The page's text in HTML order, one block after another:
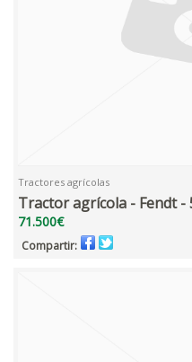
Tractores agrícolas
Tractor agrícola - Fendt
71.500€
Compartir: